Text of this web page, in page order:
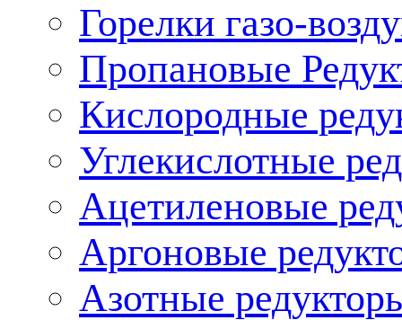
Горелки газо-
Пропановые
Кислородные
Углекислотные
Ацетиленовые
Аргоновые
Азотные